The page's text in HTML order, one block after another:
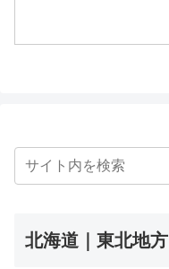
北海道｜東北地方